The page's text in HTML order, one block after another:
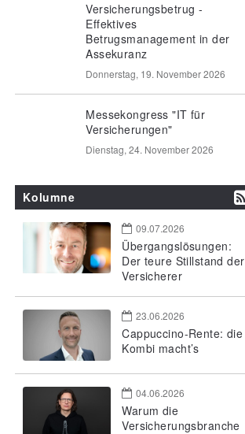
Versicherungsbetrug -
Effektives
Betrugsmanagement in der
Assekuranz
Donnerstag, 19. November 2026
Messekongress "IT für
Versicherungen"
Dienstag, 24. November 2026
Kolumne
09.07.2026
Übergangslösungen:
Der teure Stillstand der
Versicherer
23.06.2026
Cappuccino-Rente: die
Kombi macht’s
04.06.2026
Warum die
Versicherungsbranche